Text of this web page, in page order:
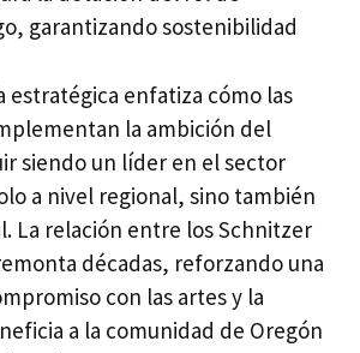
garantizando sostenibilidad
estratégica enfatiza cómo las
la ambición del
siendo un líder en el sector
a nivel regional, sino también
La relación entre los Schnitzer
décadas, reforzando una
con las artes y la
a la comunidad de Oregón